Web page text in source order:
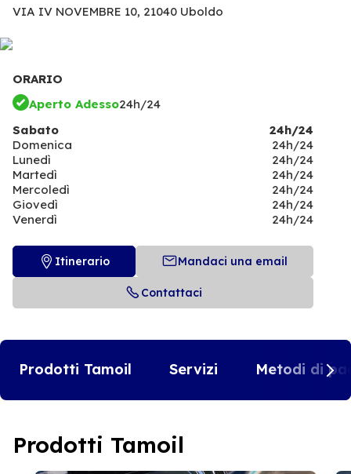
VIA IV NOVEMBRE 10, 21040 Uboldo
ORARIO
Aperto Adesso24h/24
Sabato
24h/24
Domenica
24h/24
Lunedì
24h/24
Martedì
24h/24
Mercoledì
24h/24
Giovedì
24h/24
Venerdì
24h/24
Itinerario Mandaci una email
Contattaci
Prodotti Tamoil Servizi Metodi di
Prodotti Tamoil